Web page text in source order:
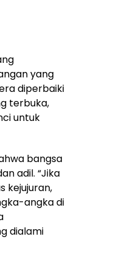
yang
diperbaiki
terbuka,
untuk
bangsa
adil. “Jika
kejujuran,
angka di
dialami